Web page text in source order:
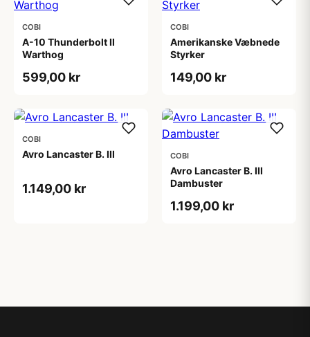
COBI
A-10 Thunderbolt II
Warthog
599,00 kr
COBI
Amerikanske Væbnede
Styrker
149,00 kr
COBI
Avro Lancaster B. III
1.149,00 kr
COBI
Avro Lancaster B. III
Dambuster
1.199,00 kr